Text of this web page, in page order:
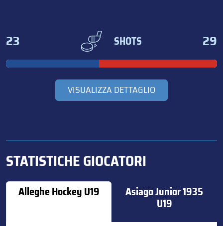
23 SHOTS 29
VISUALIZZA DETTAGLIO
STATISTICHE GIOCATORI
Alleghe Hockey U19 Asiago Junior 1935
U19